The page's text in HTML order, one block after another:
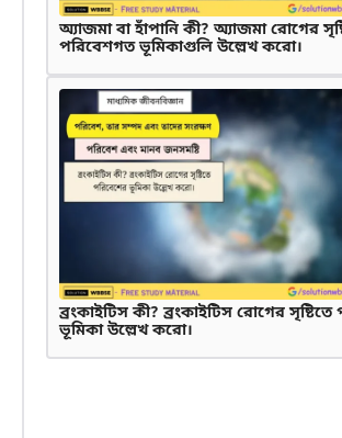
অ্যাজমা বা হাঁপানি কী? অ্যাজমা রোগের
পরিবেশগত ভূমিকাগুলি উল্লেখ করো।
ব্রংকাইটিস কী? ব্রংকাইটিস রোগের সৃষ্টিতে
ভূমিকা উল্লেখ করো।